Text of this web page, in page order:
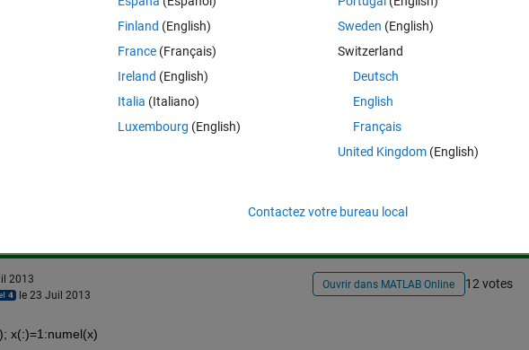
that lies between particular latitude and longitudes. like limits of latitude are 20 to 30 and
Connectez-vous pour répondre à cette
2013
le 23 Juil 2013
Ouvrir dans MATLAB Online 12 votes
x(:)=1:numel(x)
Finland (English)
France (Français)
Ireland (English)
Italia (Italiano)
Luxembourg (English)
Sweden (English)
Switzerland
Deutsch
English
Français
United Kingdom(English)
Contactez votre bureau local